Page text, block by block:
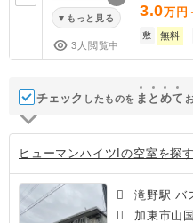
もっと見る
3人閲覧中
3.0万円
敷 無料
チェック したものを ま と めて
ヒューマンハイツIの空室を探す
滝野駅 バ
加東市山国